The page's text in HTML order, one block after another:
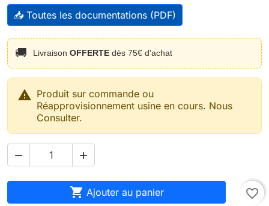
📥 Toutes les documentations (PDF)
🚚 Livraison OFFERTE dès 75€ d'achat
 Produit sur commande ou
Réapprovisionnement usine en cours. Nous
Consulter.
 
 Ajouter au panier favorite_border